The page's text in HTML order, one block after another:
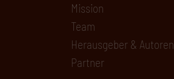
Mission
Team
Herausgeber & Autoren
Partner